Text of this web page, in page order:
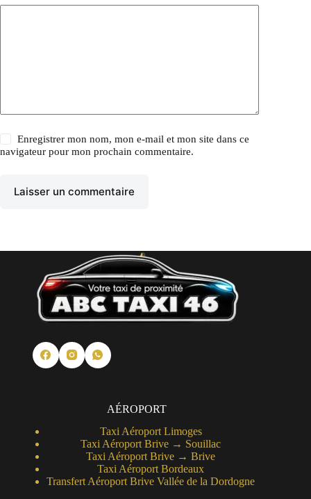
Enregistrer mon nom, mon e-mail et mon site dans ce
navigateur pour mon prochain commentaire.
Laisser un commentaire
AÉROPORT
Taxi Aéroport Limoges
Taxi Aéroport Brive → Souillac
Taxi Aéroport Brive →Brive
Taxi Aéroport Bordeaux
Transfert Aéroport Brive Vallée de la Dordogne